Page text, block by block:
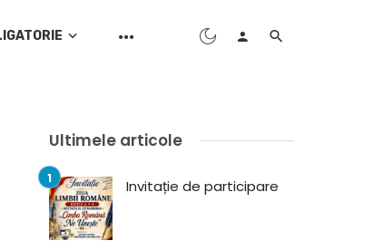
Ultimele articole
Invitație de participare